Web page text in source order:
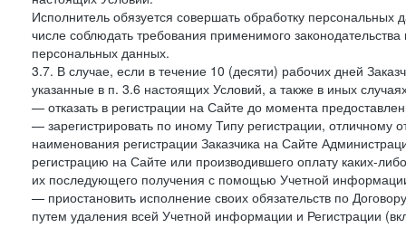
Исполнитель обязуется совершать обработку
числе соблюдать требования применимого
персональных данных.
3.7. В случае, если в течение 10 (десяти) рабочих дней
указанные в п. 3.6 настоящих Условий, а также в иных
— отказать в регистрации на Сайте до момента
— зарегистрировать по иному Типу регистрации, отличному
наименования регистрации Заказчика на Сайте
регистрацию на Сайте или производившего оплату каких-
их последующего получения с помощью Учетной
— приостановить исполнение своих обязательств по
путем удаления всей Учетной информации и Регистрации